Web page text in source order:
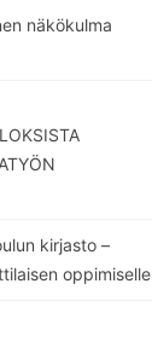
näkökulma
kirjasto –
oppimiselle